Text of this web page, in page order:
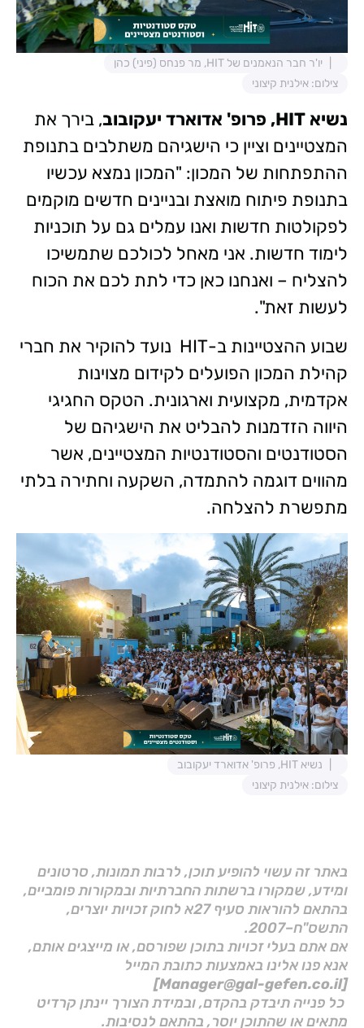
יו'ר חבר הנאמנים של HIT, מר פנחס (פיני) כהן
צילום: אילנית קיצוני
נשיא HIT, פרופ' אדוארד יעקובוב
, בירך את
המצטיינים וציין כי הישגיהם משתלבים בתנופת
ההתפתחות של המכון: "המכון נמצא עכשיו
בתנופת פיתוח מואצת ובניינים חדשים מוקמים
לפקולטות חדשות ואנו עמלים גם על תוכניות
לימוד חדשות. אני מאחל לכולכם שתמשיכו
להצליח – ואנחנו כאן כדי לתת לכם את הכוח
לעשות זאת".
שבוע ההצטיינות ב-HIT נועד להוקיר את חברי
קהילת המכון הפועלים לקידום מצוינות
אקדמית, מקצועית וארגונית. הטקס החגיגי
היווה הזדמנות להבליט את הישגיהם של
הסטודנטים והסטודנטיות המצטיינים, אשר
מהווים דוגמה להתמדה, השקעה וחתירה בלתי
מתפשרת להצלחה.
נשיא HIT, פרופ' אדוארד יעקובוב
צילום: אילנית קיצוני
באתר זה עשוי להופיע תוכן, לרבות תמונות, סרטונים
ומידע, שמקורו ברשתות החברתיות ובמקורות פומביים,
בהתאם להוראות סעיף 27א לחוק זכויות יוצרים,
התשס"ח–2007.
אם אתם בעלי זכויות בתוכן שפורסם, או מייצגים אותם,
אנא פנו אלינו באמצעות כתובת המייל
[Manager@gal-gefen.co.il]
כל פנייה תיבדק בהקדם, ובמידת הצורך יינתן קרדיט
מתאים או שהתוכן יוסר, בהתאם לנסיבות.